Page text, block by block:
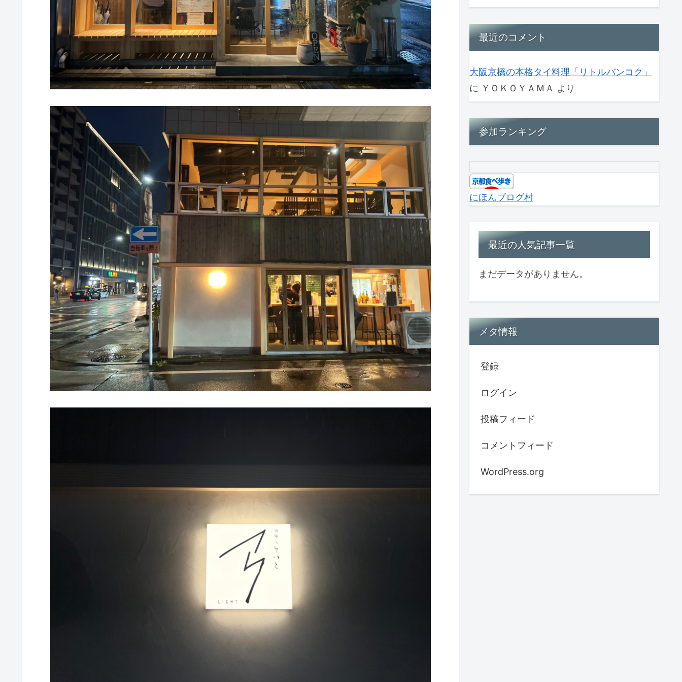
最近のコメント
大阪京橋の本格タイ料理「リトルバンコク」
に ＹＯＫＯＹＡＭＡ より
参加ランキング
にほんブログ村
最近の人気記事一覧
まだデータがありません。
メタ情報
登録
ログイン
投稿フィード
コメントフィード
WordPress.org